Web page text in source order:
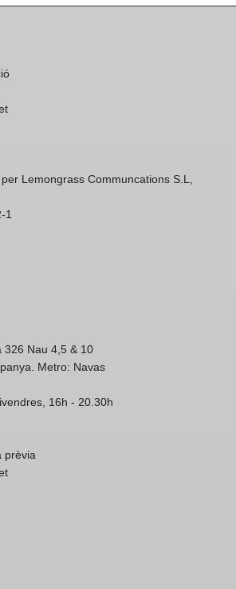
Lemongrass Communcations S.L,
1
326 Nau 4,5 & 10
Metro: Navas
16h - 20.30h
prèvia